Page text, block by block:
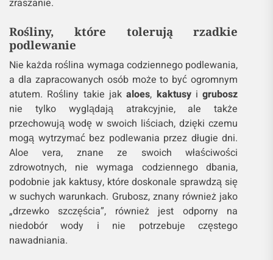
Rośliny, które tolerują rzadkie
podlewanie
Nie każda roślina wymaga codziennego podlewania,
a dla zapracowanych osób może to być ogromnym
atutem. Rośliny takie jakaloes, kaktusyigrubosz
nie tylko wyglądają atrakcyjnie, ale także
przechowują wodę w swoich liściach, dzięki czemu
mogą wytrzymać bez podlewania przez długie dni.
Aloe vera, znane ze swoich właściwości
zdrowotnych, nie wymaga codziennego dbania,
podobnie jak kaktusy, które doskonale sprawdzą się
w suchych warunkach. Grubosz, znany również jako
„drzewko szczęścia”, również jest odporny na
niedobór wody i nie potrzebuje częstego
nawadniania.